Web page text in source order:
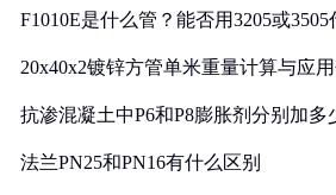
F1010E是什么管？能否用3205或3505
20x40x2镀锌方管单米重量计算与应
抗渗混凝土中P6和P8膨胀剂分别加多
法兰PN25和PN16有什么区别